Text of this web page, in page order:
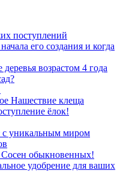
поступлений
его создания и когда
возрастом 4 года
Нашествие клеща
ёлок!
с уникальным миром
Сосен обыкновенных!
удобрение для ваших